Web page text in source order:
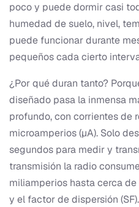
poco y puede dormir casi
humedad de suelo, nivel,
puede funcionar durante
pequeños cada cierto
¿Por qué duran tanto?
diseñado pasa la inmensa
profundo, con corrientes de
microamperios (µA). Solo
segundos para medir y
transmisión la radio
miliamperios hasta cerca
y el factor de dispersión